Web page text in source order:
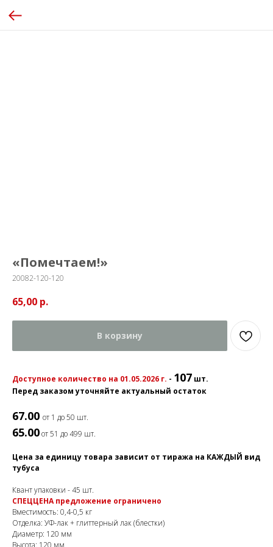
«Помечтаем!»
20082-120-120
65,00 р.
В корзину
Доступное количество на 01.05.2026 г. - 107 шт.
Перед заказом уточняйте актуальный остаток
67.00 от 1 до 50 шт.
65.00от 51 до 499 шт.
Цена за единицу товара зависит от тиража на КАЖДЫЙ вид
тубуса
Квант упаковки - 45 шт.
СПЕЦЦЕНА предложение ограничено
Вместимость: 0,4-0,5 кг
Отделка: УФ-лак + глиттерный лак (блестки)
Диаметр: 120 мм